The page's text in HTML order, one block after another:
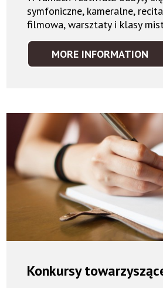
symfoniczne, kameralne,
filmowa, warsztaty i klasy
MORE INFORMATION
PROGRAM
Konkursy